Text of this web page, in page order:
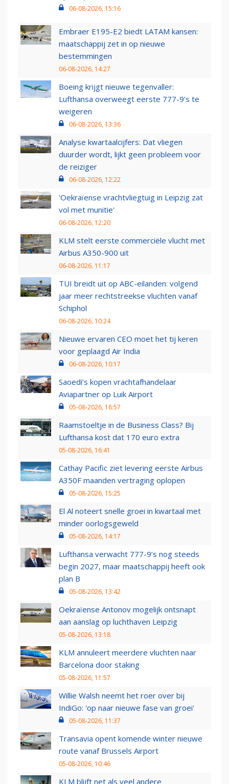
06-08-2026, 15:16
Embraer E195-E2 biedt LATAM kansen:
maatschappij zet in op nieuwe
bestemmingen
06-08-2026, 14:27
Boeing krijgt nieuwe tegenvaller:
Lufthansa overweegt eerste 777-9’s te
weigeren
06-08-2026, 13:36
Analyse kwartaalcijfers: Dat vliegen
duurder wordt, lijkt geen probleem voor
de reiziger
06-08-2026, 12:22
'Oekraïense vrachtvliegtuig in Leipzig zat
vol met munitie'
06-08-2026, 12:20
KLM stelt eerste commerciële vlucht met
Airbus A350-900 uit
06-08-2026, 11:17
TUI breidt uit op ABC-eilanden: volgend
jaar meer rechtstreekse vluchten vanaf
Schiphol
06-08-2026, 10:24
Nieuwe ervaren CEO moet het tij keren
voor geplaagd Air India
06-08-2026, 10:17
Saoedi’s kopen vrachtafhandelaar
Aviapartner op Luik Airport
05-08-2026, 16:57
Raamstoeltje in de Business Class? Bij
Lufthansa kost dat 170 euro extra
05-08-2026, 16:41
Cathay Pacific ziet levering eerste Airbus
A350F maanden vertraging oplopen
05-08-2026, 15:25
El Al noteert snelle groei in kwartaal met
minder oorlogsgeweld
05-08-2026, 14:17
Lufthansa verwacht 777-9’s nog steeds
begin 2027, maar maatschappij heeft ook
plan B
05-08-2026, 13:42
Oekraïense Antonov mogelijk ontsnapt
aan aanslag op luchthaven Leipzig
05-08-2026, 13:18
KLM annuleert meerdere vluchten naar
Barcelona door staking
05-08-2026, 11:57
Willie Walsh neemt het roer over bij
IndiGo: 'op naar nieuwe fase van groei'
05-08-2026, 11:37
Transavia opent komende winter nieuwe
route vanaf Brussels Airport
05-08-2026, 10:46
KLM blijft net als veel andere